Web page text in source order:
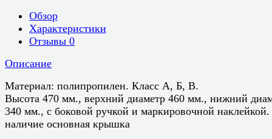
Обзор
Характеристики
Отзывы 0
Описание
Материал: полипропилен. Класс А, Б, В.
Высота 470 мм., верхний диаметр 460 мм., нижний
340 мм., с боковой ручкой и маркировочной
наличие основная крышка